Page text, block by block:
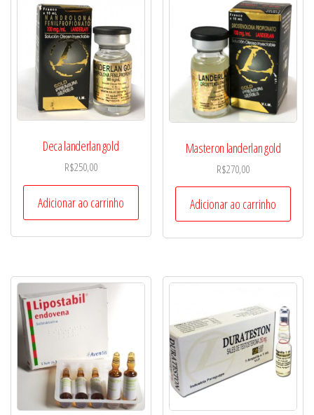
Deca landerlan gold
R$250,00
Adicionar ao carrinho
Masteron landerlan gold
R$270,00
Adicionar ao carrinho